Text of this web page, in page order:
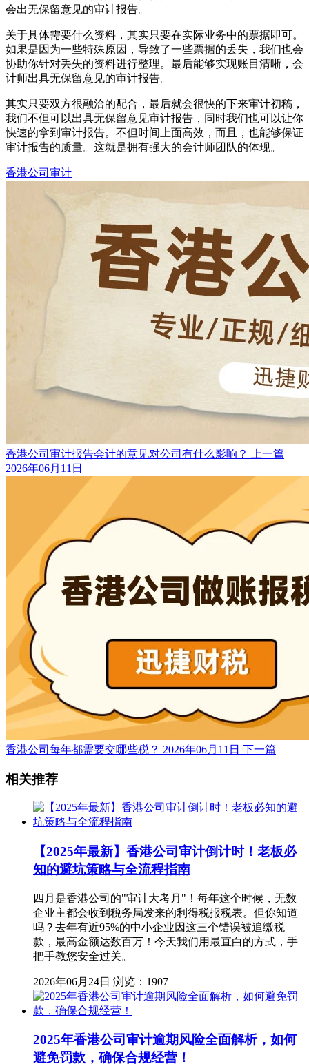
会出无保留意见的审计报告。
关于具体需要什么资料，其实只要在实际业务中的票据即可。
如果是因为一些特殊原因，导致了一些票据的丢失，我们也会
协助你针对丢失的资料进行整理。最后能够实现账目清晰，会
计师出具无保留意见的审计报告。
其实只要双方很融洽的配合，最后就会很快的下来审计初稿，
我们不但可以出具无保留意见审计报告，同时我们也可以让你
快速的拿到审计报告。不但时间上面高效，而且，也能够保证
审计报告的质量。这就是拥有强大的会计师团队的体现。
香港公司审计
香港公司审计报告会计的意见对公司有什么影响？
上一篇
2026年06月11日
香港公司每年都需要交哪些税？ 2026年06月11日 下一篇
相关推荐
【2025年最新】香港公司审计倒计时！老板必
知的避坑策略与全流程指南
四月是香港公司的"审计大考月"！每年这个时候，无数
企业主都会收到税务局发来的利得税报税表。但你知道
吗？去年有近95%的中小企业因这三个错误被追缴税
款，最高金额达数百万！今天我们用最直白的方式，手
把手教您安全过关。
2026年06月24日 浏览：1907
2025年香港公司审计逾期风险全面解析，如何
避免罚款，确保合规经营！